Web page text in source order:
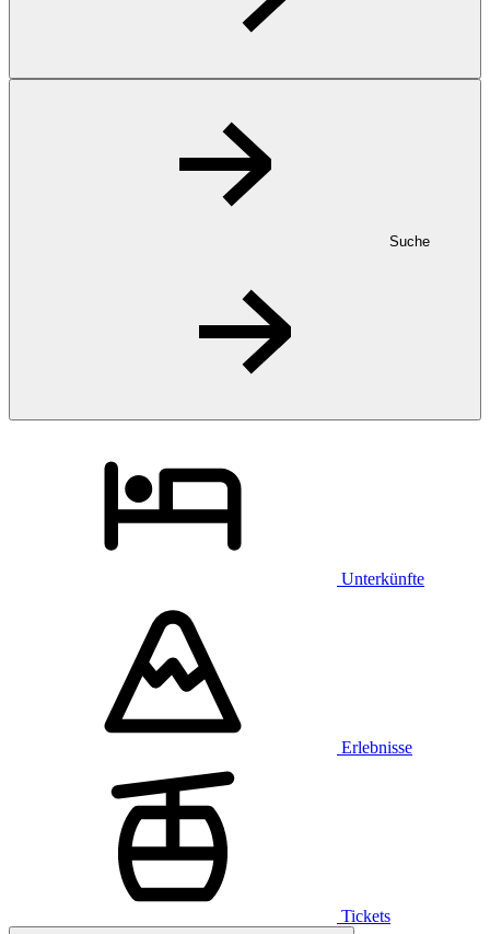
Suche
Unterkünfte
Erlebnisse
Tickets